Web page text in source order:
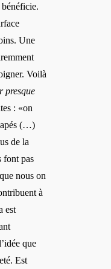
Une
Voilà
presque
: «on
(…)
de la
font pas
nous on
à
est
que
Est